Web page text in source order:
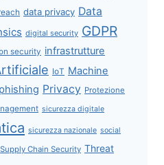
data privacy Data
digital security GDPR
security infrastrutture
IoT Machine
phishing Privacy Protezione
sicurezza digitale
sicurezza nazionale social
Supply Chain Security Threat